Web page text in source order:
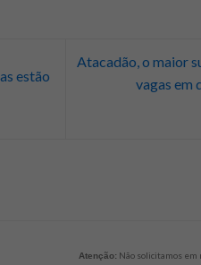
estão
Atacadão, o maior
vagas em
Atenção: Não solicitamos